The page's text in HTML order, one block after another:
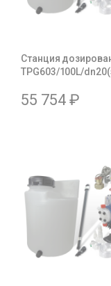
Станция
TPG603/100L/
55 754 ₽